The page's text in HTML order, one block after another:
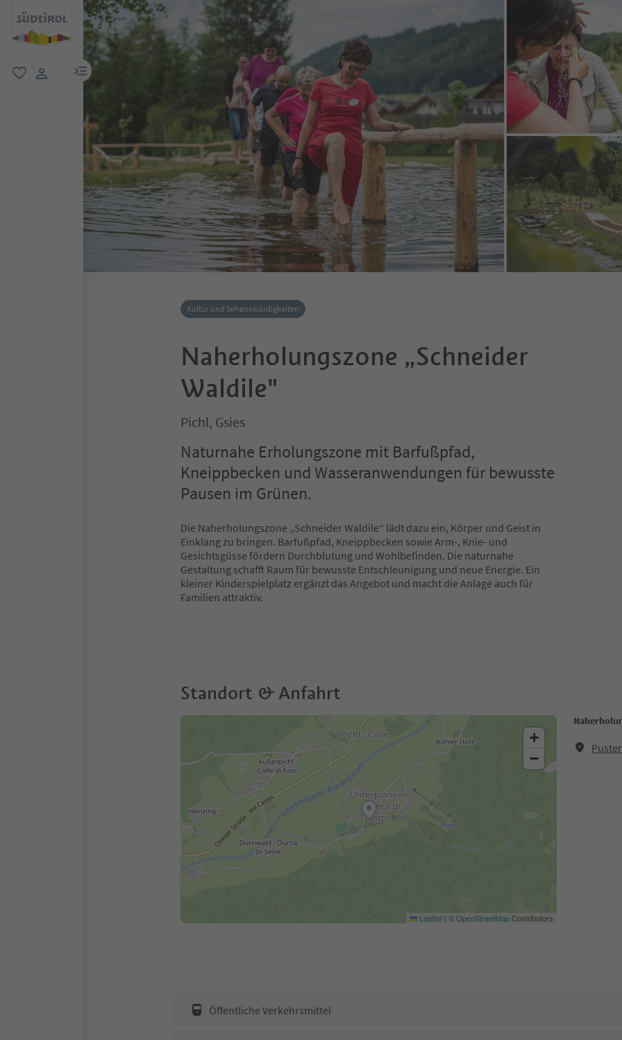
menu link
Kultur und Sehenswürdigkeiten
Naherholungszone „Schneider
Waldile"
Pichl, Gsies
Naturnahe Erholungszone mit Barfußpfad,
Kneippbecken und Wasseranwendungen für bewusste
Pausen im Grünen.
Die Naherholungszone „Schneider Waldile“ lädt dazu ein, Körper und Geist in
Einklang zu bringen. Barfußpfad, Kneippbecken sowie Arm-, Knie- und
Gesichtsgüsse fördern Durchblutung und Wohlbefinden. Die naturnahe
Gestaltung schafft Raum für bewusste Entschleunigung und neue Energie. Ein
kleiner Kinderspielplatz ergänzt das Angebot und macht die Anlage auch für
Familien attraktiv.
Standort & Anfahrt
+
−
Leaflet | ©OpenStreetMapContributors
Öffentliche Verkehrsmittel